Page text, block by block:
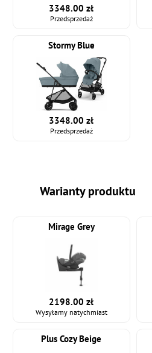
3348.00 zł
Przedsprzedaż
Stormy Blue
3348.00 zł
Przedsprzedaż
Warianty produktu
Mirage Grey
2198.00 zł
Wysyłamy natychmiast
Plus Cozy Beige